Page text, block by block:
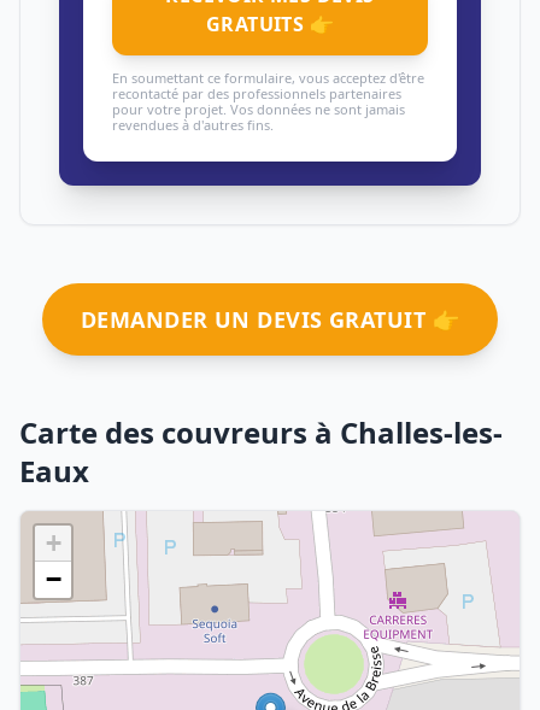
GRATUITS 👉
En soumettant ce formulaire, vous acceptez d'être
recontacté par des professionnels partenaires
pour votre projet. Vos données ne sont jamais
revendues à d'autres fins.
DEMANDER UN DEVIS GRATUIT 👉
Carte des couvreurs à Challes-les-
Eaux
+
−